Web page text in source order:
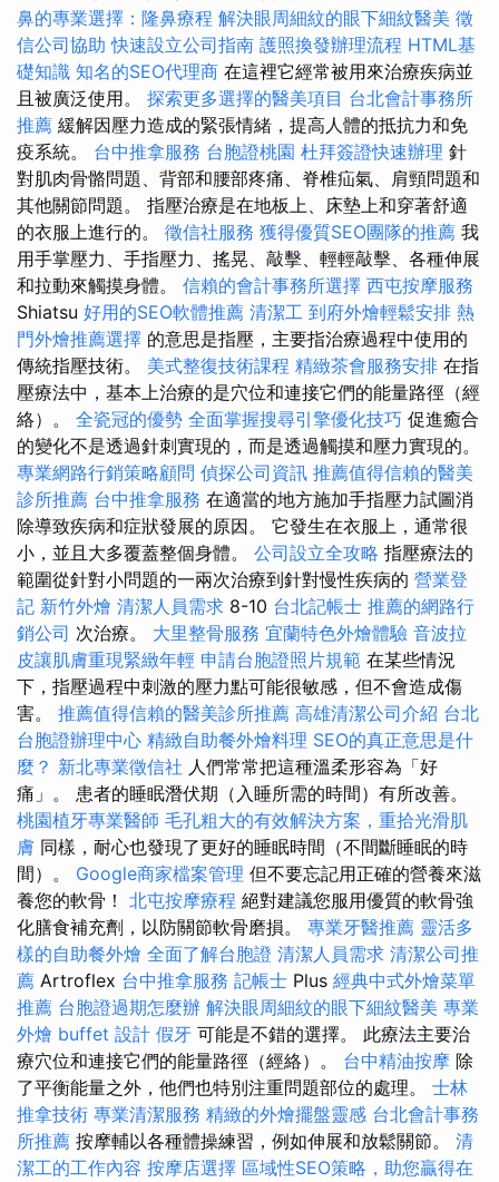
鼻的專業選擇：隆鼻療程 解決眼周細紋的眼下細紋醫美 徵
信公司協助 快速設立公司指南 護照換發辦理流程 HTML基
礎知識 知名的SEO代理商 在這裡它經常被用來治療疾病並
且被廣泛使用。 探索更多選擇的醫美項目 台北會計事務所
推薦 緩解因壓力造成的緊張情緒，提高人體的抵抗力和免
疫系統。 台中推拿服務 台胞證桃園 杜拜簽證快速辦理 針
對肌肉骨骼問題、背部和腰部疼痛、脊椎疝氣、肩頸問題和
其他關節問題。 指壓治療是在地板上、床墊上和穿著舒適
的衣服上進行的。 徵信社服務 獲得優質SEO團隊的推薦 我
用手掌壓力、手指壓力、搖晃、敲擊、輕輕敲擊、各種伸展
和拉動來觸摸身體。 信賴的會計事務所選擇 西屯按摩服務
Shiatsu 好用的SEO軟體推薦 清潔工 到府外燴輕鬆安排 熱
門外燴推薦選擇 的意思是指壓，主要指治療過程中使用的
傳統指壓技術。 美式整復技術課程 精緻茶會服務安排 在指
壓療法中，基本上治療的是穴位和連接它們的能量路徑（經
絡）。 全瓷冠的優勢 全面掌握搜尋引擎優化技巧 促進癒合
的變化不是透過針刺實現的，而是透過觸摸和壓力實現的。
專業網路行銷策略顧問 偵探公司資訊 推薦值得信賴的醫美
診所推薦 台中推拿服務 在適當的地方施加手指壓力試圖消
除導致疾病和症狀發展的原因。 它發生在衣服上，通常很
小，並且大多覆蓋整個身體。 公司設立全攻略 指壓療法的
範圍從針對小問題的一兩次治療到針對慢性疾病的 營業登
記 新竹外燴 清潔人員需求 8-10 台北記帳士 推薦的網路行
銷公司 次治療。 大里整骨服務 宜蘭特色外燴體驗 音波拉
皮讓肌膚重現緊緻年輕 申請台胞證照片規範 在某些情況
下，指壓過程中刺激的壓力點可能很敏感，但不會造成傷
害。 推薦值得信賴的醫美診所推薦 高雄清潔公司介紹 台北
台胞證辦理中心 精緻自助餐外燴料理 SEO的真正意思是什
麼？ 新北專業徵信社 人們常常把這種溫柔形容為「好
痛」。 患者的睡眠潛伏期（入睡所需的時間）有所改善。
桃園植牙專業醫師 毛孔粗大的有效解決方案，重拾光滑肌
膚 同樣，耐心也發現了更好的睡眠時間（不間斷睡眠的時
間）。 Google商家檔案管理 但不要忘記用正確的營養來滋
養您的軟骨！ 北屯按摩療程 絕對建議您服用優質的軟骨強
化膳食補充劑，以防關節軟骨磨損。 專業牙醫推薦 靈活多
樣的自助餐外燴 全面了解台胞證 清潔人員需求 清潔公司推
薦 Artroflex 台中推拿服務 記帳士 Plus 經典中式外燴菜單
推薦 台胞證過期怎麼辦 解決眼周細紋的眼下細紋醫美 專業
外燴 buffet 設計 假牙 可能是不錯的選擇。 此療法主要治
療穴位和連接它們的能量路徑（經絡）。 台中精油按摩 除
了平衡能量之外，他們也特別注重問題部位的處理。 士林
推拿技術 專業清潔服務 精緻的外燴擺盤靈感 台北會計事務
所推薦 按摩輔以各種體操練習，例如伸展和放鬆關節。 清
潔工的工作內容 按摩店選擇 區域性SEO策略，助您贏得在